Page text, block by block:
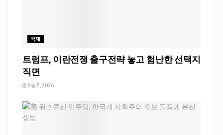
국제
트럼프, 이란전쟁 출구전략 놓고 험난한 선택지
직면
8월 5, 2026